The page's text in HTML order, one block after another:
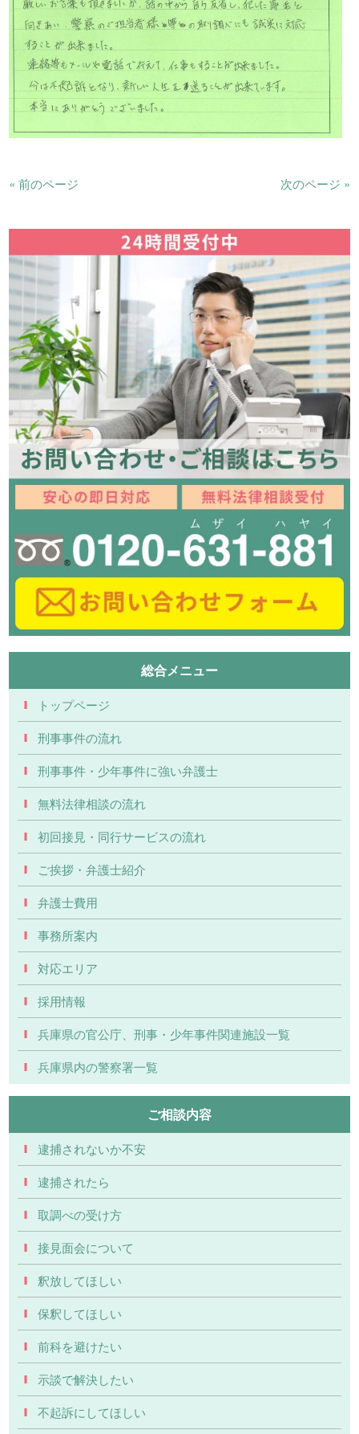
« 前のページ 次のページ »
総合メニュー
トップページ
刑事事件の流れ
刑事事件・少年事件に強い弁護士
無料法律相談の流れ
初回接見・同行サービスの流れ
ご挨拶・弁護士紹介
弁護士費用
事務所案内
対応エリア
採用情報
兵庫県の官公庁、刑事・少年事件関連施設一覧
兵庫県内の警察署一覧
ご相談内容
逮捕されないか不安
逮捕されたら
取調べの受け方
接見面会について
釈放してほしい
保釈してほしい
前科を避けたい
示談で解決したい
不起訴にしてほしい